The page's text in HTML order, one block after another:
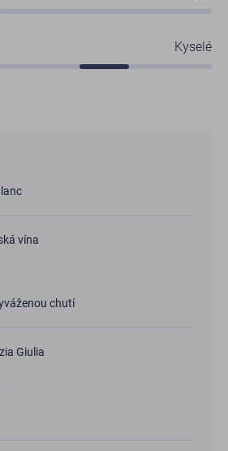
Kyselé
vína
chutí
Giulia